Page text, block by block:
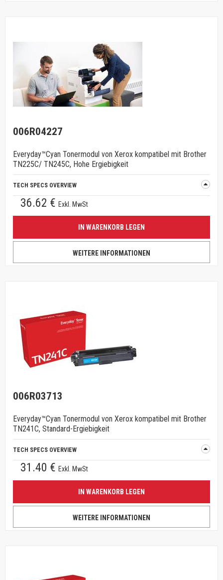
006R04227
Everyday™Cyan Tonermodul von Xerox kompatibel mit Brother
TN225C/ TN245C, Hohe Ergiebigkeit
TECH SPECS OVERVIEW
36.62 € Exkl. MwSt
IN WARENKORB LEGEN
WEITERE INFORMATIONEN
006R03713
Everyday™Cyan Tonermodul von Xerox kompatibel mit Brother
TN241C, Standard-Ergiebigkeit
TECH SPECS OVERVIEW
31.40 € Exkl. MwSt
IN WARENKORB LEGEN
WEITERE INFORMATIONEN